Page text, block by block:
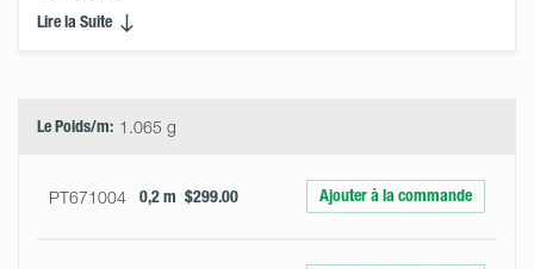
Lire la Suite
Le Poids/m: 1.065 g
PT671004 0,2 m $299.00 Ajouter à la commande